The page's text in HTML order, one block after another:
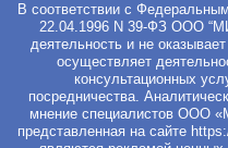
В соответствии с
22.04.1996 N 39-ФЗ ООО
деятельность и не
осуществляет
консультационных
посредничества.
мнение специалистов ООО
представленная на сайте